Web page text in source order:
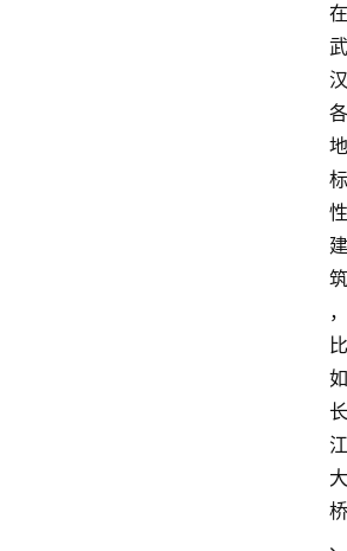
在
武
汉
各
地
标
性
建
筑
，
比
如
长
江
大
桥
、